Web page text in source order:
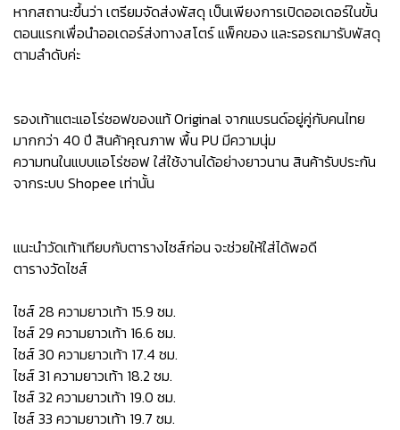
หากสถานะขึ้นว่า เตรียมจัดส่งพัสดุ เป็นเพียงการเปิดออเดอร์ในขั้น
ตอนแรกเพื่อนำออเดอร์ส่งทางสโตร์ แพ็คของ และรอรถมารับพัสดุ
ตามลำดับค่ะ
รองเท้าแตะแอโร่ซอฟของแท้ Original จากแบรนด์อยู่คู่กับคนไทย
มากกว่า 40 ปี สินค้าคุณภาพ พื้น PU มีความนุ่ม
ความทนในแบบแอโร่ซอฟ ใส่ใช้งานได้อย่างยาวนาน สินค้ารับประกัน
จากระบบ Shopee เท่านั้น
แนะนำวัดเท้าเทียบกับตารางไซส์ก่อน จะช่วยให้ใส่ได้พอดี
ตารางวัดไซส์
ไซส์ 28 ความยาวเท้า 15.9 ซม.
ไซส์ 29 ความยาวเท้า 16.6 ซม.
ไซส์ 30 ความยาวเท้า 17.4 ซม.
ไซส์ 31 ความยาวเท้า 18.2 ซม.
ไซส์ 32 ความยาวเท้า 19.0 ซม.
ไซส์ 33 ความยาวเท้า 19.7 ซม.